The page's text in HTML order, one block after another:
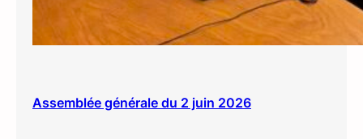
Assemblée générale du 2 juin 2026